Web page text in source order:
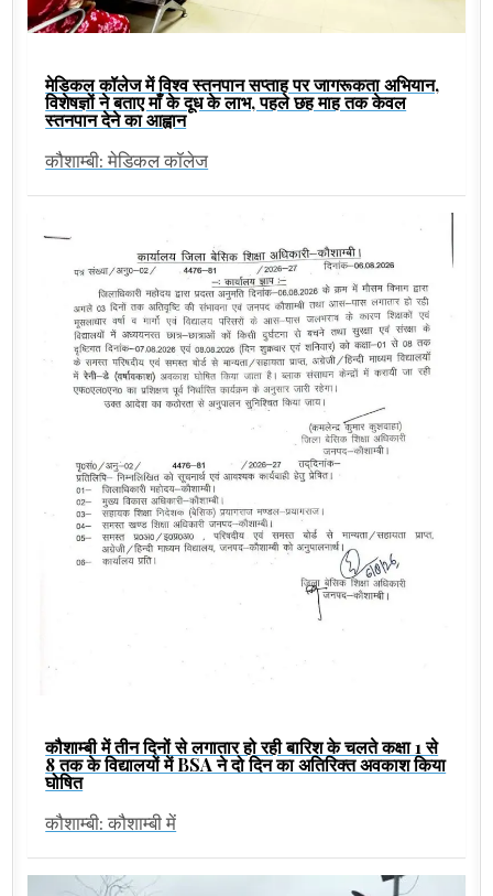
मेडिकल कॉलेज में विश्व स्तनपान सप्ताह पर जागरूकता अभियान,
विशेषज्ञों ने बताए माँ के दूध के लाभ, पहले छह माह तक केवल
स्तनपान देने का आह्वान
कौशाम्बी: मेडिकल कॉलेज
कौशाम्बी में तीन दिनों से लगातार हो रही बारिश के चलते कक्षा 1 से
8 तक के विद्यालयों में BSA ने दो दिन का अतिरिक्त अवकाश किया
घोषित
कौशाम्बी: कौशाम्बी में